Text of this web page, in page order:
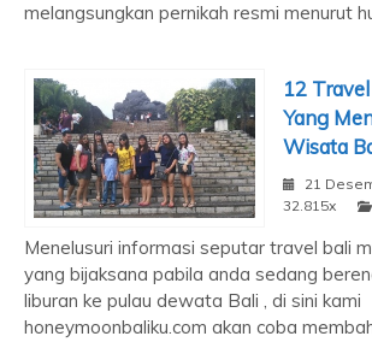
melangsungkan pernikah resmi menurut
12
Yang
Wisata
21
32.815x
Menelusuri informasi seputar travel bali
yang bijaksana pabila anda sedang
liburan ke pulau dewata Bali , di sini kami
honeymoonbaliku.com akan coba